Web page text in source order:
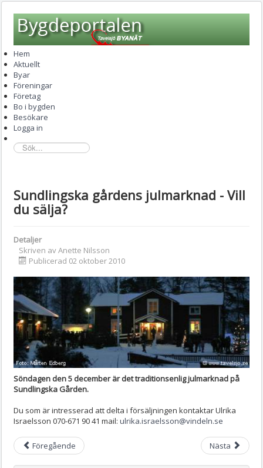
Hem
Aktuellt
Byar
Föreningar
Företag
Bo i bygden
Besökare
Logga in
sök...
Sundlingska gårdens julmarknad - Vill
du sälja?
Detaljer
Skriven avAnette Nilsson
Publicerad 02 oktober 2010
Söndagen den 5 december är det traditionsenlig julmarknad på
Sundlingska Gården.
Du som är intresserad att delta i försäljningen kontaktar Ulrika
Israelsson 070-671 90 41 mail: ulrika.israelsson@vindeln.se
Föregående Nästa